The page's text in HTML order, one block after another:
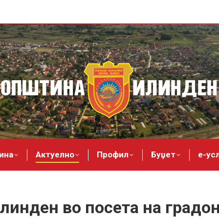
Актуелно Профил Буџет е-
во посета на